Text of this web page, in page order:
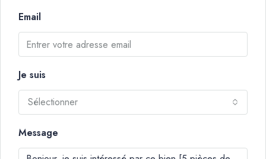
Email
Je suis
Sélectionner
Message